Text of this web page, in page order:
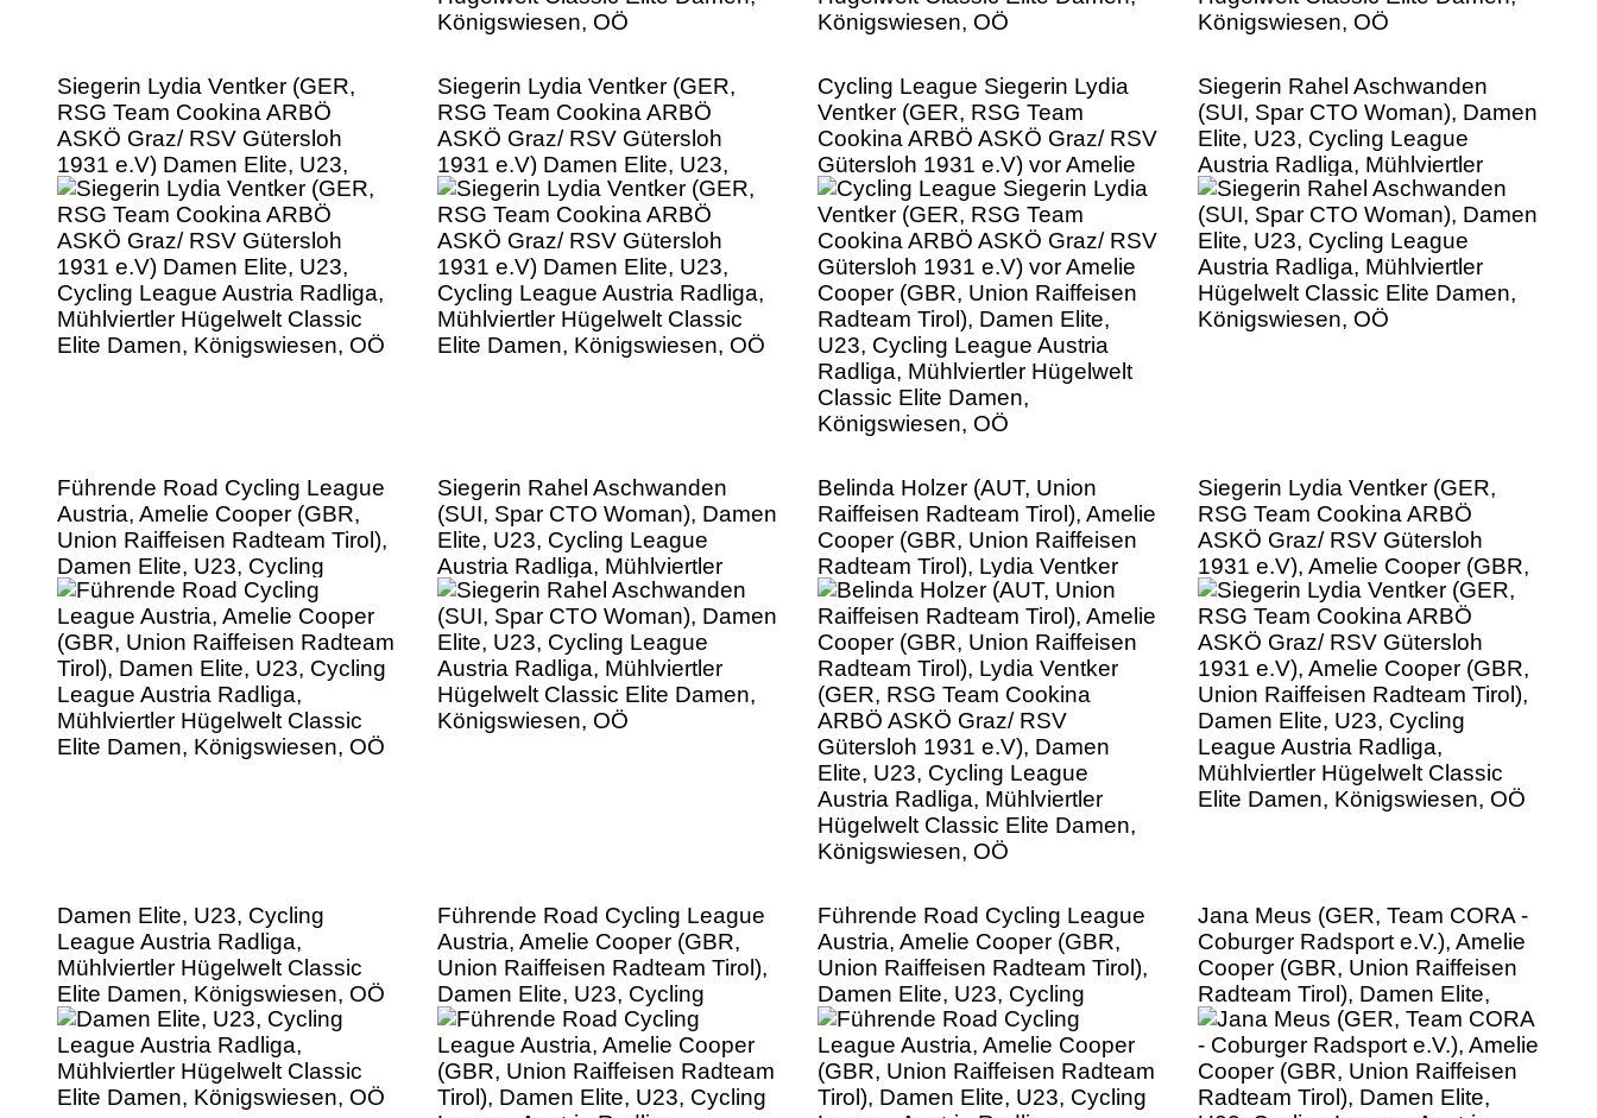
Siegerin Lydia Ventker (GER,
RSG Team Cookina ARBÖ
ASKÖ Graz/ RSV Gütersloh
1931 e.V) Damen Elite, U23,
Cycling League Austria Radliga,
Mühlviertler Hügelwelt Classic
Elite Damen, Königswiesen, OÖ
Siegerin Lydia Ventker (GER,
RSG Team Cookina ARBÖ
ASKÖ Graz/ RSV Gütersloh
1931 e.V) Damen Elite, U23,
Cycling League Austria Radliga,
Mühlviertler Hügelwelt Classic
Elite Damen, Königswiesen, OÖ
Cycling League Siegerin Lydia
Ventker (GER, RSG Team
Cookina ARBÖ ASKÖ Graz/ RSV
Gütersloh 1931 e.V) vor Amelie
Cooper (GBR, Union Raiffeisen
Radteam Tirol), Damen Elite,
U23, Cycling League Austria
Radliga, Mühlviertler Hügelwelt
Classic Elite Damen,
Königswiesen, OÖ
Siegerin Rahel Aschwanden
(SUI, Spar CTO Woman), Damen
Elite, U23, Cycling League
Austria Radliga, Mühlviertler
Hügelwelt Classic Elite Damen,
Königswiesen, OÖ
Führende Road Cycling League
Austria, Amelie Cooper (GBR,
Union Raiffeisen Radteam Tirol),
Damen Elite, U23, Cycling
League Austria Radliga,
Mühlviertler Hügelwelt Classic
Elite Damen, Königswiesen, OÖ
Siegerin Rahel Aschwanden
(SUI, Spar CTO Woman), Damen
Elite, U23, Cycling League
Austria Radliga, Mühlviertler
Hügelwelt Classic Elite Damen,
Königswiesen, OÖ
Belinda Holzer (AUT, Union
Raiffeisen Radteam Tirol), Amelie
Cooper (GBR, Union Raiffeisen
Radteam Tirol), Lydia Ventker
(GER, RSG Team Cookina
ARBÖ ASKÖ Graz/ RSV
Gütersloh 1931 e.V), Damen
Elite, U23, Cycling League
Austria Radliga, Mühlviertler
Hügelwelt Classic Elite Damen,
Königswiesen, OÖ
Siegerin Lydia Ventker (GER,
RSG Team Cookina ARBÖ
ASKÖ Graz/ RSV Gütersloh
1931 e.V), Amelie Cooper (GBR,
Union Raiffeisen Radteam Tirol),
Damen Elite, U23, Cycling
League Austria Radliga,
Mühlviertler Hügelwelt Classic
Elite Damen, Königswiesen, OÖ
Damen Elite, U23, Cycling
League Austria Radliga,
Mühlviertler Hügelwelt Classic
Elite Damen, Königswiesen, OÖ
Führende Road Cycling League
Austria, Amelie Cooper (GBR,
Union Raiffeisen Radteam Tirol),
Damen Elite, U23, Cycling
League Austria Radliga,
Mühlviertler Hügelwelt Classic
Elite Damen, Königswiesen, OÖ
Führende Road Cycling League
Austria, Amelie Cooper (GBR,
Union Raiffeisen Radteam Tirol),
Damen Elite, U23, Cycling
League Austria Radliga,
Mühlviertler Hügelwelt Classic
Elite Damen, Königswiesen, OÖ
Jana Meus (GER, Team CORA -
Coburger Radsport e.V.), Amelie
Cooper (GBR, Union Raiffeisen
Radteam Tirol), Damen Elite,
U23, Cycling League Austria
Radliga, Mühlviertler Hügelwelt
Classic Elite Damen,
Königswiesen, OÖ